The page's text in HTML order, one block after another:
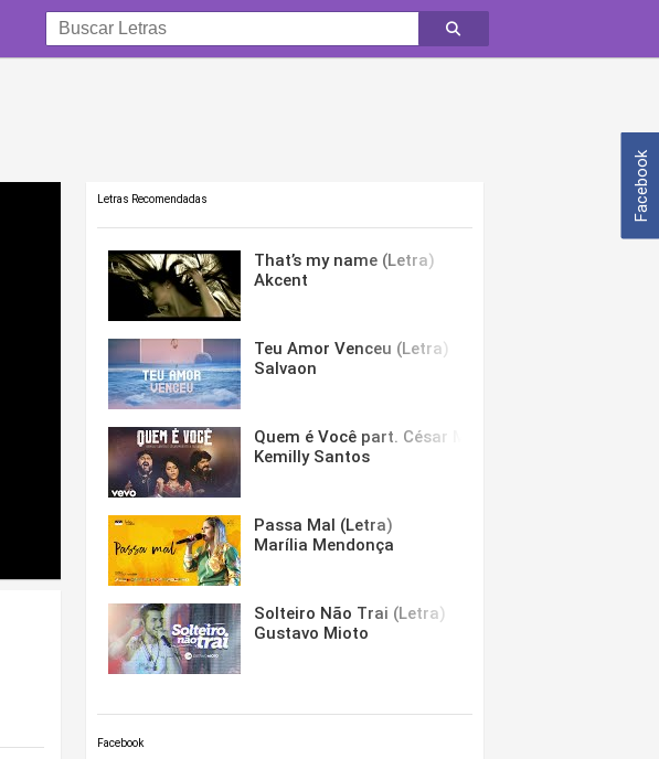
Facebook
Letras Recomendadas
That’s my name (Letra)
Akcent
Teu Amor Venceu (Letra)
Salvaon
Quem é Você part. César Menotti & Fabiano (Letra)
Kemilly Santos
Passa Mal (Letra)
Marília Mendonça
Solteiro Não Trai (Letra)
Gustavo Mioto
Facebook